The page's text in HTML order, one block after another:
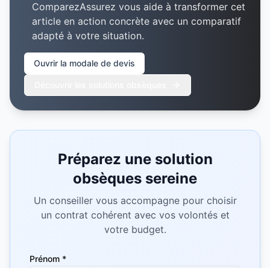
ComparezAssurez vous aide à transformer cet
article en action concrète avec un comparatif
adapté à votre situation.
Ouvrir la modale de devis
Préparez une solution
obsèques sereine
Un conseiller vous accompagne pour choisir
un contrat cohérent avec vos volontés et
votre budget.
Prénom *